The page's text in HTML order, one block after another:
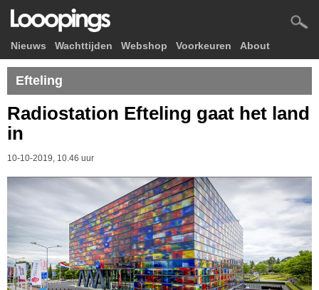
Nieuws Wachttijden Webshop Voorkeuren About
Efteling
Radiostation Efteling gaat het land
in
10-10-2019, 10.46 uur